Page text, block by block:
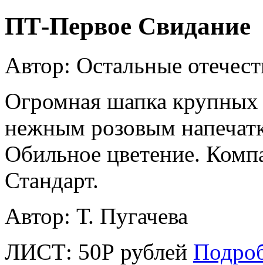
ПТ-Первое Свидание
Автор: Остальные
Огромная шапка
нежным розовым
Обильное цветение.
Стандарт.
Автор: Т. Пугачева
ЛИСТ: 50Р рублей